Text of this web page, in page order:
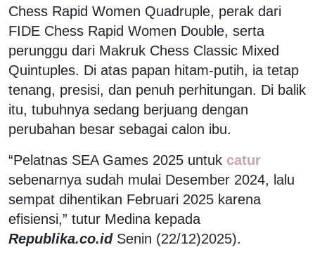
Chess Rapid Women Quadruple, perak dari
FIDE Chess Rapid Women Double, serta
perunggu dari Makruk Chess Classic Mixed
Quintuples. Di atas papan hitam-putih, ia tetap
tenang, presisi, dan penuh perhitungan. Di balik
itu, tubuhnya sedang berjuang dengan
perubahan besar sebagai calon ibu.
“Pelatnas SEA Games 2025 untuk catur
sebenarnya sudah mulai Desember 2024, lalu
sempat dihentikan Februari 2025 karena
efisiensi,” tutur Medina kepada
Republika.co.idSenin (22/12)2025).